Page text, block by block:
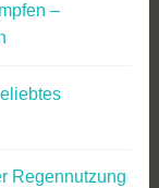
–
Regennutzung